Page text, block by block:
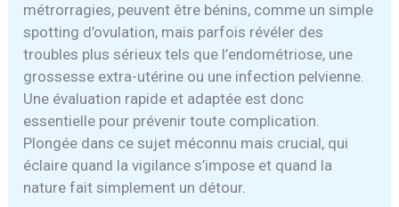
métrorragies, peuvent être bénins, comme un simple
spotting d’ovulation, mais parfois révéler des
troubles plus sérieux tels que l’endométriose, une
grossesse extra-utérine ou une infection pelvienne.
Une évaluation rapide et adaptée est donc
essentielle pour prévenir toute complication.
Plongée dans ce sujet méconnu mais crucial, qui
éclaire quand la vigilance s’impose et quand la
nature fait simplement un détour.